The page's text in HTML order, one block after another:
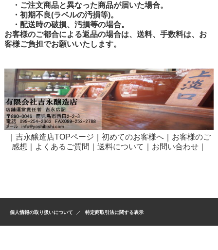
・ご注文商品と異なった商品が届いた場合。
・初期不良(ラベルの汚損等)。
・配送時の破損、汚損等の場合。
お客様のご都合による返品の場合は、送料、手数料は、お
客様ご負担でお願いいたします。
吉永醸造店TOPページ 初めてのお客様へ｜ お客様のご
感想
よくあるご質問 送料について お問い合わせ
個人情報の取り扱いについて 特定商取引法に関する表示